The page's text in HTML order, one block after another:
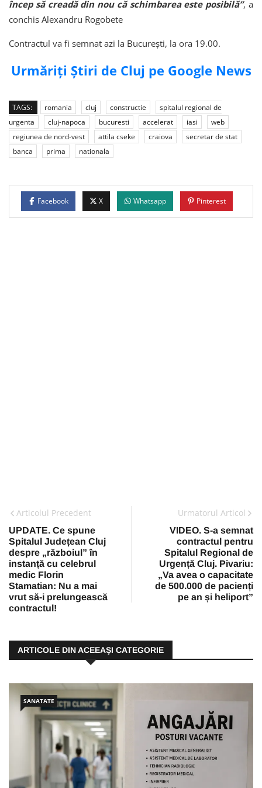
încep să creadă din nou că schimbarea este posibilă”, a
conchis Alexandru Rogobete
Contractul va fi semnat azi la București, la ora 19.00.
Urmăriți Știri de Cluj pe Google News
TAGS: romania cluj constructie
spitalul regional de
urgenta
cluj-napoca bucuresti accelerat iasi
web
regiunea de nord-vest
attila cseke craiova
secretar de stat
banca
prima nationala
Facebook X Whatsapp Pinterest
Articolul Precedent
UPDATE. Ce spune
Spitalul Județean Cluj
despre „războiul” în
instanță cu celebrul
medic Florin
Stamatian: Nu a mai
vrut să-i prelungească
contractul!
Urmatorul Articol
VIDEO. S-a semnat
contractul pentru
Spitalul Regional de
Urgență Cluj. Pivariu:
„Va avea o capacitate
de 500.000 de pacienți
pe an și heliport”
ARTICOLE DIN ACEEAŞI CATEGORIE
SANATATE